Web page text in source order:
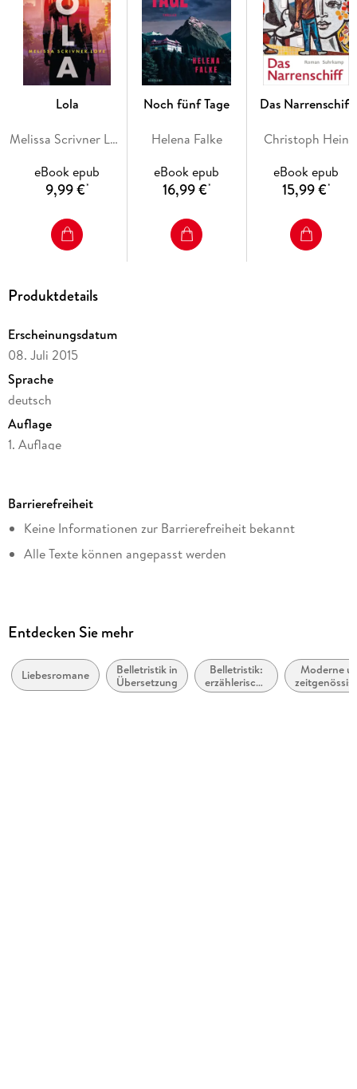
»Die drei Romane markieren Etappen meines Lebens.
Das Geisterhaus
war Bewältigung meiner Erinnerung.
Von Liebe und Schatten
nahm mir meinen Haß und meine Wut.
ist ein fröhliches Buch. « Isabel Allende
Lola
Melissa Scrivner Love
eBook epub
9,99 €*
Noch fünf Tage
Helena Falke
eBook epub
16,99 €*
Das Narrenschiff
Christoph Hein
eBook epub
15,99 €*
Produktdetails
Erscheinungsdatum
08. Juli 2015
Sprache
deutsch
Auflage
1. Auflage
Dateigröße
1,96 MB
Reihe
Isabel Allende
Dagmar Ploetz
Verlag/Hersteller
Barrierefreiheit
Keine Informationen zur Barrierefreiheit bekannt
Alle Texte können angepasst werden
Entdecken Sie mehr
Liebesromane
Belletristik in
Übersetzung
Belletristik:
erzählerische
Themen,
Moderne